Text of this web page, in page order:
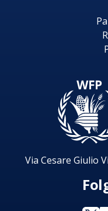
Via Cesare Giulio